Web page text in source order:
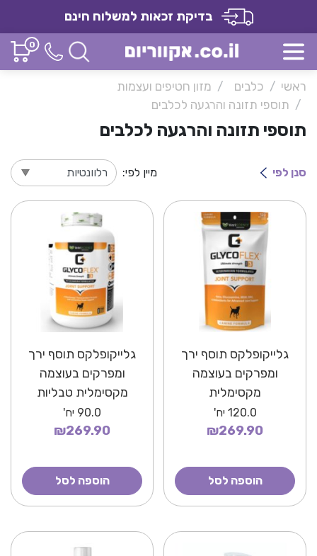
בדיקת זכאות למשלוח חינם
0
ראשי כלבים
מזון חטיפים ועצמות
תוספי תזונה והרגעה לכלבים
תוספי תזונה והרגעה לכלבים
סנן לפי מיין לפי:
גלייקופלקס תוסף ירך
ומפרקים בעוצמה
מקסימלית
120.0 יח'
₪269.90
הוספה לסל
גלייקופלקס תוסף ירך
ומפרקים בעוצמה
מקסימלית טבליות
90.0 יח'
₪269.90
הוספה לסל